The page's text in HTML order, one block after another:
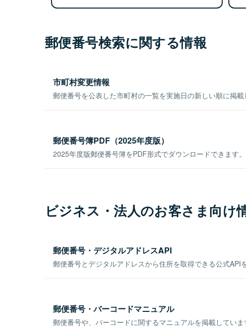
郵便番号検索に関する情報
市町村変更情報
郵便番号を公表した市町村の一覧を実施日の新しい順に掲載
郵便番号簿PDF（2025年度版）
2025年度版郵便番号簿をPDF形式でダウンロードできます。
ビジネス・法人のお客さま向け
郵便番号・デジタルアドレスAPI
郵便番号とデジタルアドレスから住所を取得できる公式APIを
郵便番号・バーコードマニュアル
郵便番号や、バーコードに関するマニュアルを掲載していま